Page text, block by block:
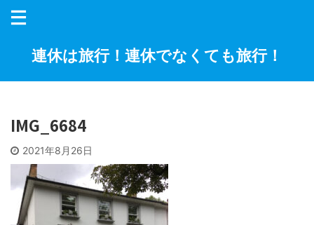
連休は旅行！連休でなくても旅行！
IMG_6684
2021年8月26日